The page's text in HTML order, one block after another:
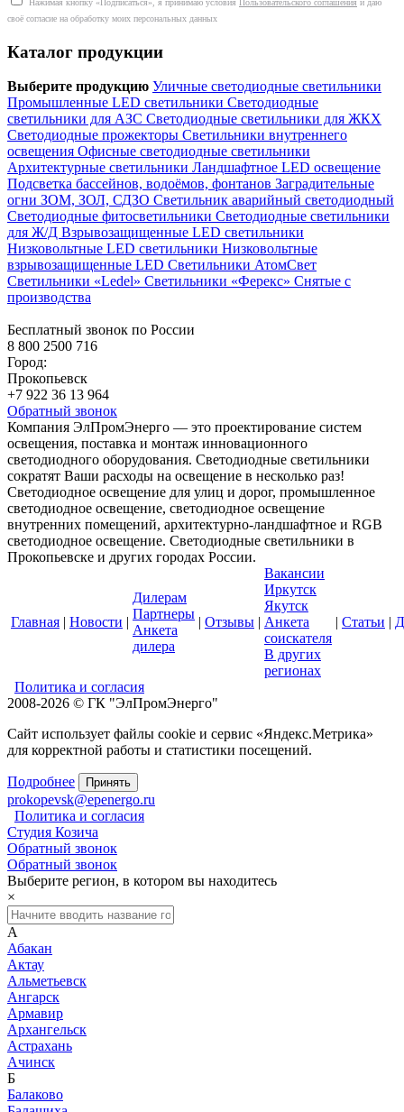
Нажимая кнопку «Подписаться», я принимаю условия Пользовательского соглашения и даю
своё согласие на обработку моих персональных данных
Каталог продукции
Выберите продукцию Уличные светодиодные светильники
Промышленные LED светильники Светодиодные
светильники для АЗС Светодиодные светильники для ЖКХ
Светодиодные прожекторы Светильники внутреннего
освещения Офисные светодиодные светильники
Архитектурные светильники Ландшафтное LED освещение
Подсветка бассейнов, водоёмов, фонтанов Заградительные
огни ЗОМ, ЗОЛ, СДЗО Светильник аварийный светодиодный
Светодиодные фитосветильники Светодиодные светильники
для Ж/Д Взрывозащищенные LED светильники
Низковольтные LED светильники Низковольтные
взрывозащищенные LED Светильники АтомСвет
Светильники «Ledel» Светильники «Ферекс» Снятые с
производства
Бесплатный звонок по России
8 800 2500 716
Город:
Прокопьевск
+7 922 36 13 964
Обратный звонок
Компания ЭлПромЭнерго — это проектирование систем
освещения, поставка и монтаж инновационного
светодиодного оборудования. Светодиодные светильники
сократят Ваши расходы на освещение в несколько раз!
Светодиодное освещение для улиц и дорог, промышленное
светодиодное освещение, светодиодное освещение
внутренних помещений, архитектурно-ландшафтное и RGB
светодиодное освещение. Светодиодные светильники в
Прокопьевске и других городах России.
Главная | Новости |
Дилерам
Партнеры
Анкета
дилера
| Отзывы |
Вакансии
Иркутск
Якутск
Анкета
соискателя
В других
регионах
| Статьи |
Политика и согласия
2008-2026 © ГК "ЭлПромЭнерго"
Сайт использует файлы cookie и сервис «Яндекс.Метрика»
для корректной работы и статистики посещений.
Подробнее Принять
prokopevsk@epenergo.ru
Политика и согласия
Студия Козича
Обратный звонок
Обратный звонок
Выберите регион, в котором вы находитесь
×
А
Абакан
Актау
Альметьевск
Ангарск
Армавир
Архангельск
Астрахань
Ачинск
Б
Балаково